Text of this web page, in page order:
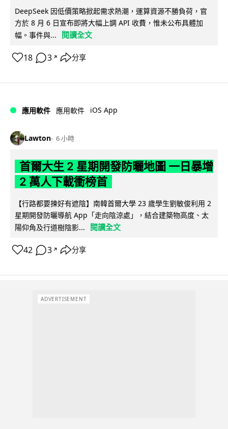
DeepSeek 因低價策略掀起需求熱潮，運算資源不勝負荷，官
方於 8 月 6 日宣布即將大幅上調 API 收費，惟未公布具體加
幅。事件與...
閱讀全文
18 3 ↗ 分享
應用軟件 應用軟件 iOS App
Lawton 6 小時
首爾大生 2 星期開發防曬地圖 一日暴增
2 萬人下載衝榜首
【行路都要揀好有遮陰】南韓首爾大學 23 歲學生劉敏俊利用 2
星期開發防曬導航 App「走向陰涼處」，結合建築物高度、太
陽仰角及行道樹陰影...
閱讀全文
42 3 ↗ 分享
ADVERTISEMENT